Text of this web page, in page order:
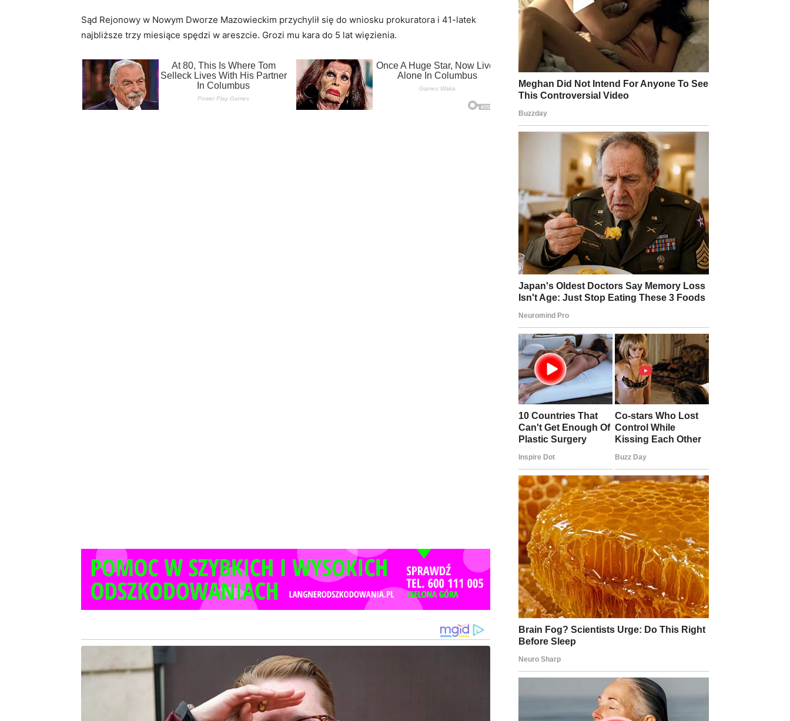
Sąd Rejonowy w Nowym Dworze Mazowieckim przychylił się do wniosku prokuratora i 41-latek
najbliższe trzy miesiące spędzi w areszcie. Grozi mu kara do 5 lat więzienia.